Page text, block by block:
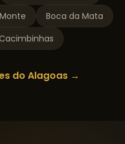
Boca da Mata
do Alagoas→